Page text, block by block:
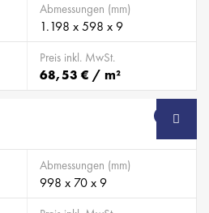
Abmessungen (mm)
1.198 x 598 x 9
Preis inkl. MwSt.
68,53 € / m²
SB
Abmessungen (mm)
998 x 70 x 9